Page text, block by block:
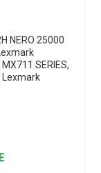
NERO 25000
SERIES,
Lexmark